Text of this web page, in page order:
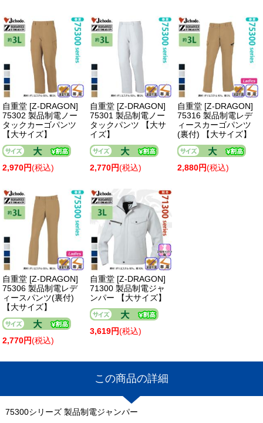
自重堂 [Z-DRAGON]
75302 製品制電ノー
タックカーゴパンツ
【大サイズ】
2,970円(税込)
自重堂 [Z-DRAGON]
75301 製品制電ノー
タックパンツ 【大サ
イズ】
2,770円(税込)
自重堂 [Z-DRAGON]
75316 製品制電レデ
ィースカーゴパンツ
(裏付) 【大サイズ】
2,880円(税込)
自重堂 [Z-DRAGON]
75306 製品制電レデ
ィースパンツ(裏付)
【大サイズ】
2,770円(税込)
自重堂 [Z-DRAGON]
71300 製品制電ジャ
ンパー 【大サイズ】
3,619円(税込)
この商品の詳細
75300シリーズ 製品制電ジャンパー